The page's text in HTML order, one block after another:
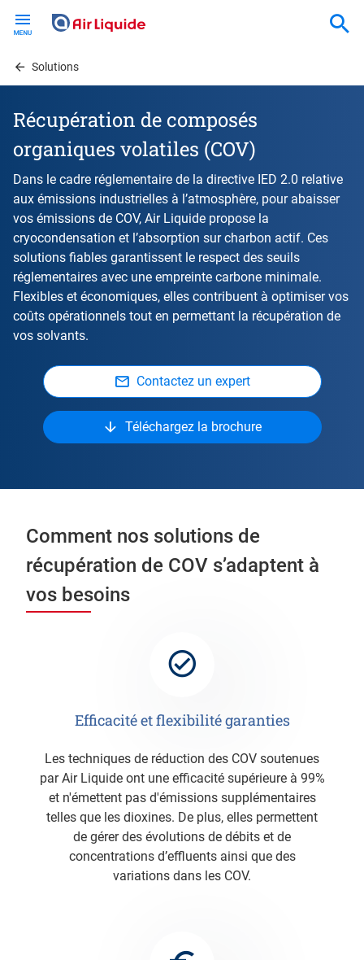
contentSolutions
Récupération de composés
organiques volatiles (COV)
Dans le cadre réglementaire de la directive IED 2.0 relative
aux émissions industrielles à l’atmosphère, pour abaisser
vos émissions de COV, Air Liquide propose la
cryocondensation et l’absorption sur charbon actif. Ces
solutions fiables garantissent le respect des seuils
réglementaires avec une empreinte carbone minimale.
Flexibles et économiques, elles contribuent à optimiser vos
coûts opérationnels tout en permettant la récupération de
vos solvants.
Contactez un expert
Téléchargez la brochure
Comment nos solutions de
récupération de COV s’adaptent à
vos besoins
Efficacité et flexibilité garanties
Les techniques de réduction des COV soutenues
par Air Liquide ont une efficacité supérieure à 99%
et n'émettent pas d'émissions supplémentaires
telles que les dioxines. De plus, elles permettent
de gérer des évolutions de débits et de
concentrations d’effluents ainsi que des
variations dans les COV.